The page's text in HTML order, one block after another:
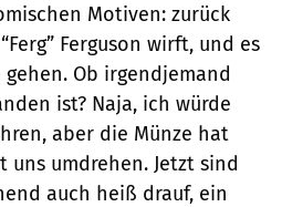
Motiven: zurück
Ferguson wirft, und es
Ob irgendjemand
ist? Naja, ich würde
aber die Münze hat
uns umdrehen. Jetzt sind
auch heiß drauf, ein